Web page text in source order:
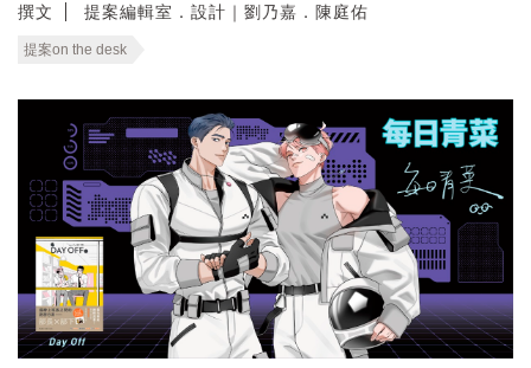
撰文 提案編輯室．設計｜劉乃嘉．陳庭佑
提案on the desk